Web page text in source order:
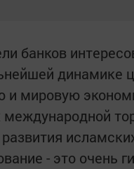
банков
динамике
и мировую
международной
- это очень